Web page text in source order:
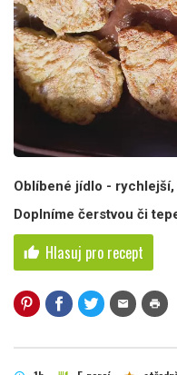
Oblíbené jídlo -
Doplníme čerstvou či
thumb_up Hlasuj pro recept
mail print